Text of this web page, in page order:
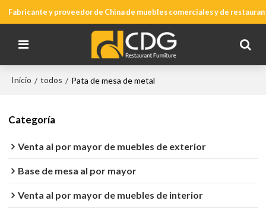
Fabricante y proveedor de China de muebles comerciales y de
Inicio / todos / Pata de mesa de metal
Categoría
Venta al por mayor de muebles de exterior
Base de mesa al por mayor
Venta al por mayor de muebles de interior